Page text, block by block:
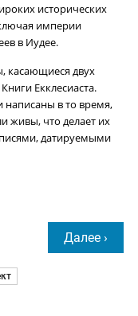
исторических
империи
в Иудее.
касающиеся двух
Екклесиаста.
написаны в то время,
живы, что делает их
датируемыми
Далее ›